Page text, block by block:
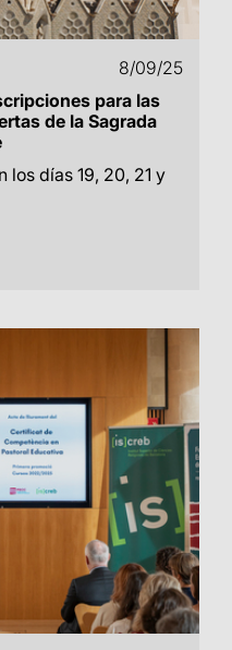
8/09/25
para las
de la Sagrada
los días 19, 20, 21 y